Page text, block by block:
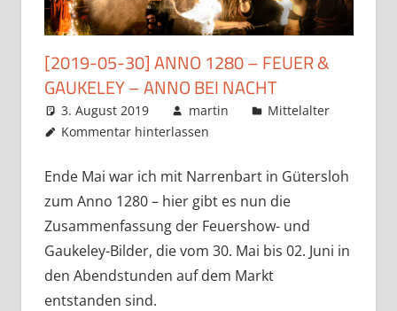
[2019-05-30] ANNO 1280 – FEUER &
GAUKELEY – ANNO BEI NACHT
3. August 2019 martin
Mittelalter
Kommentar hinterlassen
Ende Mai war ich mit Narrenbart in Gütersloh
zum Anno 1280 – hier gibt es nun die
Zusammenfassung der Feuershow- und
Gaukeley-Bilder, die vom 30. Mai bis 02. Juni in
den Abendstunden auf dem Markt
entstanden sind.